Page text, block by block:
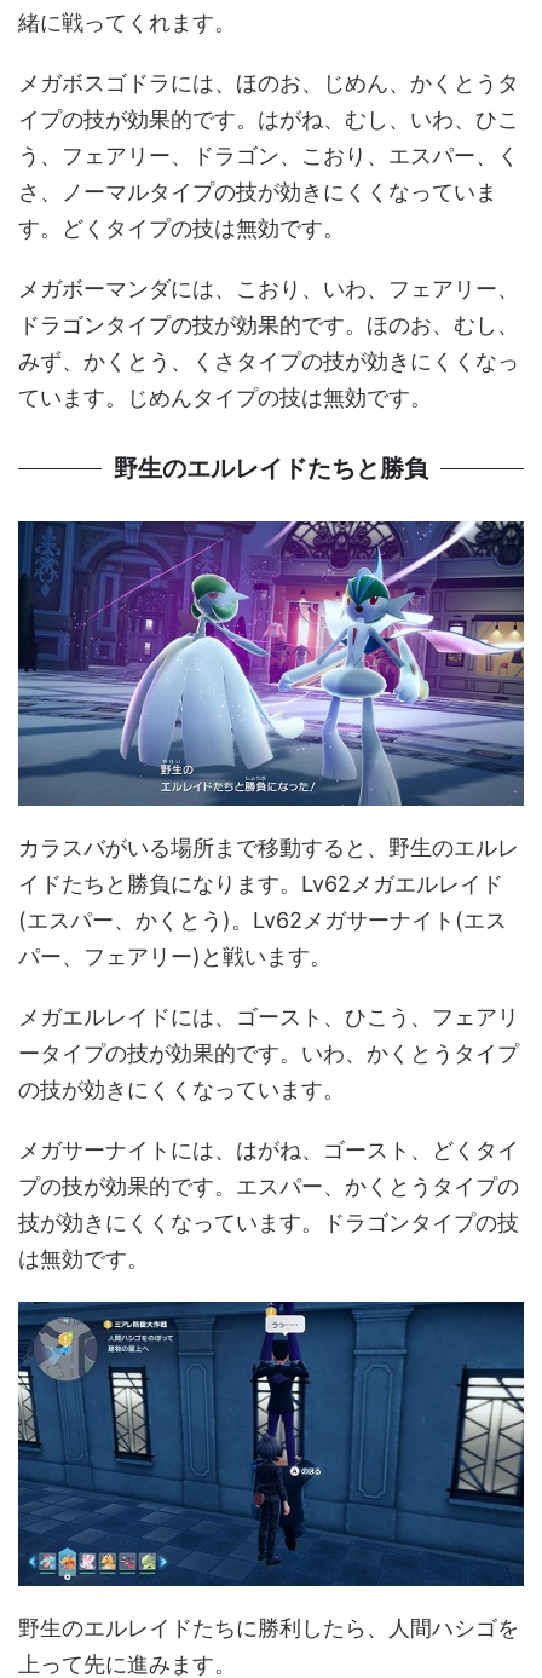
緒に戦ってくれます。
メガボスゴドラには、ほのお、じめん、かくとうタ
イプの技が効果的です。はがね、むし、いわ、ひこ
う、フェアリー、ドラゴン、こおり、エスパー、く
さ、ノーマルタイプの技が効きにくくなっていま
す。どくタイプの技は無効です。
メガボーマンダには、こおり、いわ、フェアリー、
ドラゴンタイプの技が効果的です。ほのお、むし、
みず、かくとう、くさタイプの技が効きにくくなっ
ています。じめんタイプの技は無効です。
野生のエルレイドたちと勝負
カラスバがいる場所まで移動すると、野生のエルレ
イドたちと勝負になります。Lv62メガエルレイド
(エスパー、かくとう)。Lv62メガサーナイト(エス
パー、フェアリー)と戦います。
メガエルレイドには、ゴースト、ひこう、フェアリ
ータイプの技が効果的です。いわ、かくとうタイプ
の技が効きにくくなっています。
メガサーナイトには、はがね、ゴースト、どくタイ
プの技が効果的です。エスパー、かくとうタイプの
技が効きにくくなっています。ドラゴンタイプの技
は無効です。
野生のエルレイドたちに勝利したら、人間ハシゴを
上って先に進みます。